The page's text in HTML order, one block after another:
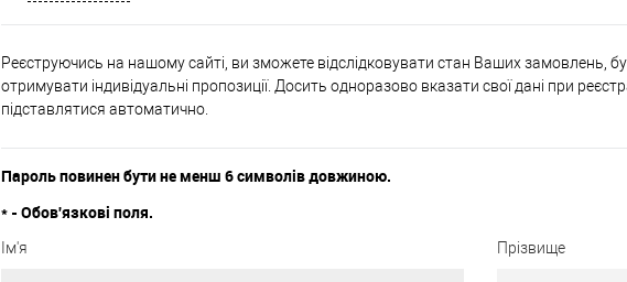
Реєструючись на нашому сайті, ви зможете відслідковувати стан Ваших замовлень,
отримувати індивідуальні пропозиції. Досить одноразово вказати свої дані при
підставлятися автоматично.
Пароль повинен бути не менш 6 символів довжиною.
* - Обов'язкові поля.
Ім'я Прізвище